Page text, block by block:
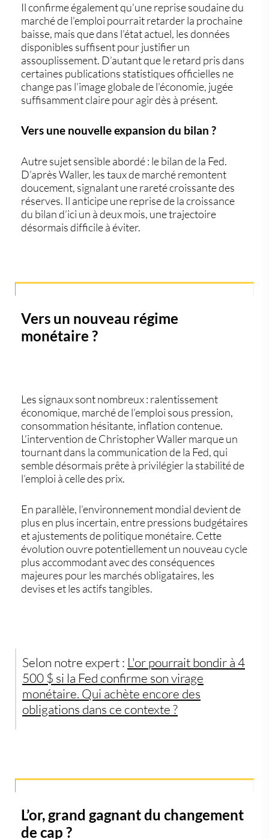
Il confirme également qu’une reprise soudaine du
marché de l’emploi pourrait retarder la prochaine
baisse, mais que dans l’état actuel, les données
disponibles suffisent pour justifier un
assouplissement. D’autant que le retard pris dans
certaines publications statistiques officielles ne
change pas l’image globale de l’économie, jugée
suffisamment claire pour agir dès à présent.
Vers une nouvelle expansion du bilan ?
Autre sujet sensible abordé : le bilan de la Fed.
D’après Waller, les taux de marché remontent
doucement, signalant une rareté croissante des
réserves. Il anticipe une reprise de la croissance
du bilan d’ici un à deux mois, une trajectoire
désormais difficile à éviter.
Vers un nouveau régime
monétaire ?
Les signaux sont nombreux : ralentissement
économique, marché de l’emploi sous pression,
consommation hésitante, inflation contenue.
L’intervention de Christopher Waller marque un
tournant dans la communication de la Fed, qui
semble désormais prête à privilégier la stabilité de
l’emploi à celle des prix.
En parallèle, l’environnement mondial devient de
plus en plus incertain, entre pressions budgétaires
et ajustements de politique monétaire. Cette
évolution ouvre potentiellement un nouveau cycle
plus accommodant avec des conséquences
majeures pour les marchés obligataires, les
devises et les actifs tangibles.
Selon notre expert : L'or pourrait bondir à4
500 $ si la Fed confirme son virage
monétaire. Qui achète encore des
obligations dans ce contexte ?
L’or, grand gagnant du changement
de cap ?